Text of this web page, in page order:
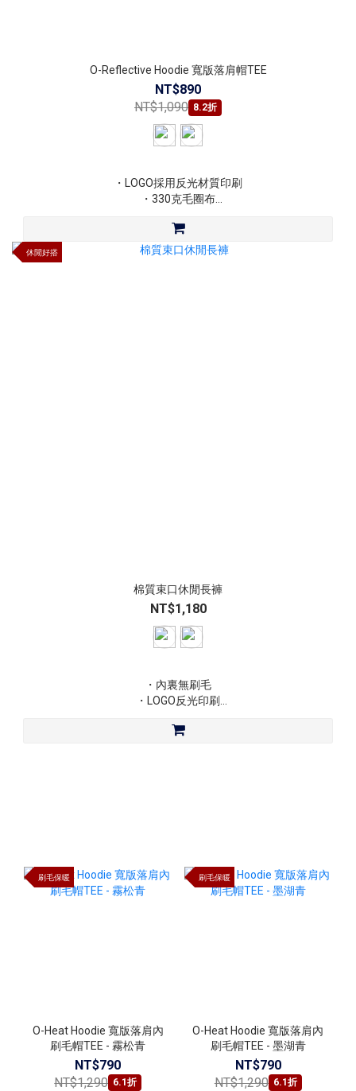
O-Reflective Hoodie 寬版落肩帽TEE
NT$890
NT$1,090 8.2折
・LOGO採用反光材質印刷
・330克毛圈布
・材質：9.7 oz 45% Cotton 55% Polyester
休閒好搭
棉質束口休閒長褲
NT$1,180
・內裏無刷毛
・LOGO反光印刷
刷毛保暖
O-Heat Hoodie 寬版落肩內
刷毛帽TEE - 霧松青
NT$790
NT$1,290 6.1折
刷毛保暖
O-Heat Hoodie 寬版落肩內
刷毛帽TEE - 墨湖青
NT$790
NT$1,290 6.1折